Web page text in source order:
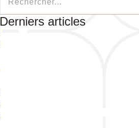
Derniers articles